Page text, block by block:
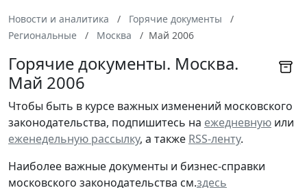
Новости и аналитика
Горячие документы
Региональные
Москва Май 2006
Горячие документы. Москва.
Май 2006
Чтобы быть в курсе важных изменений московского
законодательства, подпишитесь на ежедневную или
еженедельную рассылку, а также RSS-ленту.
Наиболее важные документы и бизнес-справки
московского законодательства см.здесь